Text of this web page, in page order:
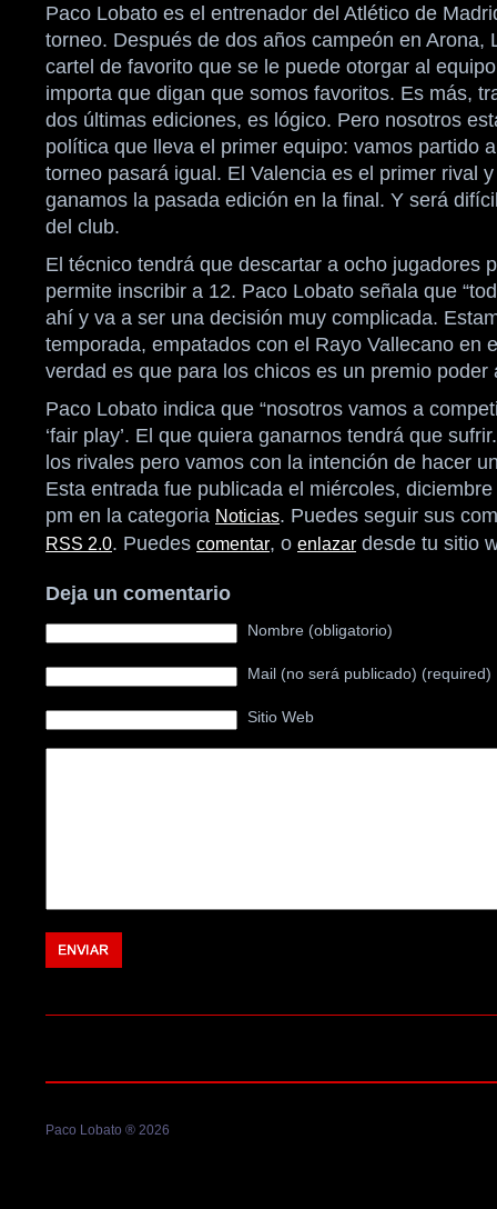
Paco Lobato es el entrenador del Atlético de
torneo. Después de dos años campeón en Arona,
cartel de favorito que se le puede otorgar al
importa que digan que somos favoritos. Es más,
dos últimas ediciones, es lógico. Pero nosotros
política que lleva el primer equipo: vamos partido
torneo pasará igual. El Valencia es el primer rival
ganamos la pasada edición en la final. Y será
del club.
El técnico tendrá que descartar a ocho jugadores
permite inscribir a 12. Paco Lobato señala que
ahí y va a ser una decisión muy complicada.
temporada, empatados con el Rayo Vallecano en
verdad es que para los chicos es un premio poder
Paco Lobato indica que “nosotros vamos a
‘fair play’. El que quiera ganarnos tendrá que
los rivales pero vamos con la intención de hacer
Esta entrada fue publicada el miércoles,
pm en la categoria Noticias. Puedes seguir sus
RSS 2.0. Puedes comentar, o enlazar desde tu sitio
Deja un comentario
Nombre (obligatorio)
Mail (no será publicado) (required)
Sitio Web
Paco Lobato ® 2026